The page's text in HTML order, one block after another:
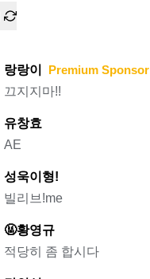
랑랑이
Premium Sponsor
끄지지마!!
유창효
AE
성욱이형!
빌리브!me
🤬황영규
적당히 좀 합시다